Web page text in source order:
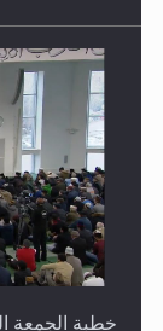
بتاريخ19-06-2026